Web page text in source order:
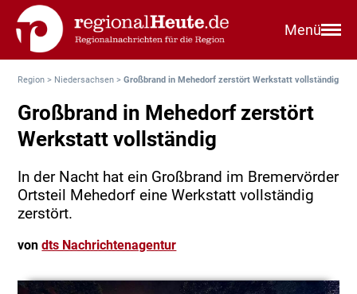
Menü
Region > Niedersachsen >Großbrand in Mehedorf zerstört Werkstatt vollständig
Großbrand in Mehedorf zerstört
Werkstatt vollständig
In der Nacht hat ein Großbrand im Bremervörder
Ortsteil Mehedorf eine Werkstatt vollständig
zerstört.
vondts Nachrichtenagentur